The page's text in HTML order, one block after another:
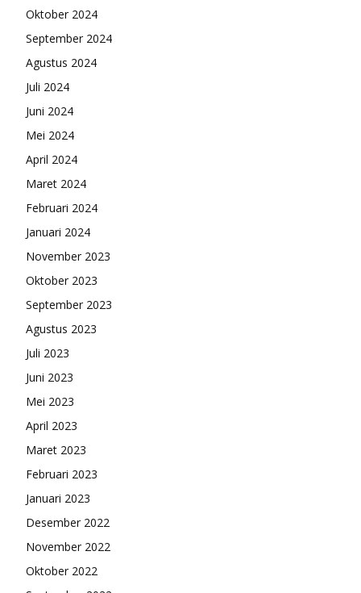
Oktober 2024
September 2024
Agustus 2024
Juli 2024
Juni 2024
Mei 2024
April 2024
Maret 2024
Februari 2024
Januari 2024
November 2023
Oktober 2023
September 2023
Agustus 2023
Juli 2023
Juni 2023
Mei 2023
April 2023
Maret 2023
Februari 2023
Januari 2023
Desember 2022
November 2022
Oktober 2022